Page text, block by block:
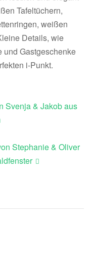
Tafeltüchern,
weißen
Details, wie
Gastgeschenke
i-Punkt.
Svenja & Jakob aus
Stephanie & Oliver